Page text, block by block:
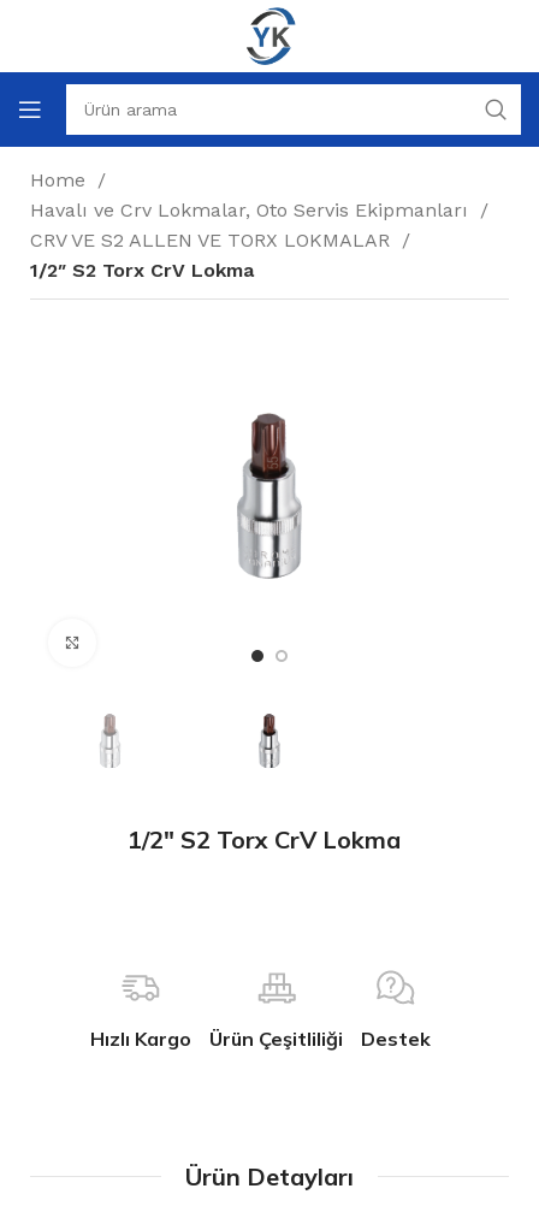
Home
Havalı ve Crv Lokmalar, Oto Servis Ekipmanları
CRV VE S2 ALLEN VE TORX LOKMALAR
1/2″ S2 Torx CrV Lokma
1/2″ S2 Torx CrV Lokma
Hızlı Kargo Ürün Çeşitliliği Destek
Ürün Detayları